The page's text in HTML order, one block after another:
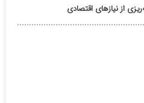
از نیازهای اقتصادی